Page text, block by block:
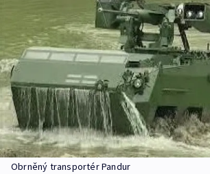
Obrněný transportér Pandur